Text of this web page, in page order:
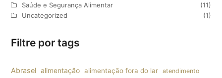
Saúde e Segurança Alimentar
(11)
Uncategorized
(1)
Filtre por tags
Abrasel alimentação alimentação fora do lar atendimento